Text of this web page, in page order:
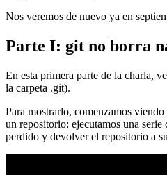
Nos veremos de nuevo ya en
Parte I: git no borra
En esta primera parte de la charla,
la carpeta .git).
Para mostrarlo, comenzamos
un repositorio: ejecutamos una
perdido y devolver el repositorio a